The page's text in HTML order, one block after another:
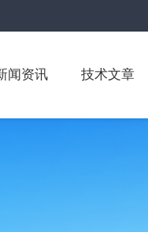
闻资讯 技术文章